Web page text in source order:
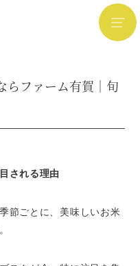
らファーム有賀｜旬
される理由
節ごとに、美味しいお米